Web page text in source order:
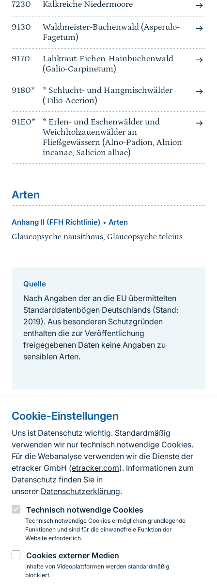
Cookie-Einstellungen
Uns ist Datenschutz wichtig. Standardmäßig
verwenden wir nur technisch notwendige Cookies.
Für die Webanalyse verwenden wir die Dienste der
etracker GmbH (etracker.com). Informationen zum
Datenschutz finden Sie in
unserer Datenschutzerklärung.
Technisch notwendige Cookies
Technisch notwendige Cookies ermöglichen grundlegende
Funktionen und sind für die einwandfreie Funktion der
Website erforderlich.
Cookies externer Medien
Inhalte von Videoplattformen werden standardmäßig
blockiert.
7230 Kalkreiche Niedermoore
9130
Waldmeister-Buchenwald (Asperulo-
Fagetum)
9170
Labkraut-Eichen-Hainbuchenwald
(Galio-Carpinetum)
9180*
* Schlucht- und Hangmischwälder
(Tilio-Acerion)
91E0*
* Erlen- und Eschenwälder und
Weichholzauenwälder an
Fließgewässern (Alno-Padion, Alnion
incanae, Salicion albae)
Arten
Anhang II (FFH Richtlinie) • Arten
Glaucopsyche nausithous, Glaucopsyche teleius
Quelle
Nach Angaben der an die EU übermittelten
Standarddatenbögen Deutschlands (Stand:
2019). Aus besonderen Schutzgründen
enthalten die zur Veröffentlichung
freigegebenen Daten keine Angaben zu
sensiblen Arten.
Informationen zur Seite
FußzeileKontakt zum BfN
Kontaktformular
Erklärung zur Barrierefreiheit
Impressum
Datenschutz
InstagramFacebookYouTubeLinkedIn